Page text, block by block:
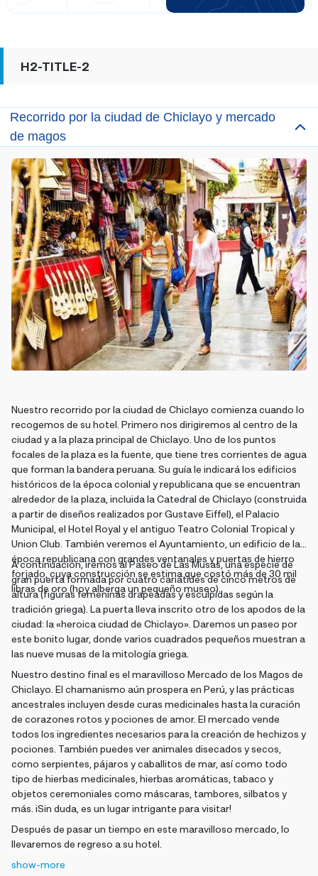
H2-TITLE-2
Recorrido por la ciudad de Chiclayo y mercado
de magos
Nuestro recorrido por la ciudad de Chiclayo comienza cuando lo
recogemos de su hotel. Primero nos dirigiremos al centro de la
ciudad y a la plaza principal de Chiclayo. Uno de los puntos
focales de la plaza es la fuente, que tiene tres corrientes de agua
que forman la bandera peruana. Su guía le indicará los edificios
históricos de la época colonial y republicana que se encuentran
alrededor de la plaza, incluida la Catedral de Chiclayo (construida
a partir de diseños realizados por Gustave Eiffel), el Palacio
Municipal, el Hotel Royal y el antiguo Teatro Colonial Tropical y
Union Club. También veremos el Ayuntamiento, un edificio de la
época republicana con grandes ventanales y puertas de hierro
forjado, cuya construcción se estima que costó más de 30 mil
libras de oro (hoy alberga un pequeño museo).
A continuación, iremos al Paseo de Las Musas, una especie de
gran puerta formada por cuatro cariátides de cinco metros de
altura (figuras femeninas drapeadas y esculpidas según la
tradición griega). La puerta lleva inscrito otro de los apodos de la
ciudad: la «heroica ciudad de Chiclayo». Daremos un paseo por
este bonito lugar, donde varios cuadrados pequeños muestran a
las nueve musas de la mitología griega.
Nuestro destino final es el maravilloso Mercado de los Magos de
Chiclayo. El chamanismo aún prospera en Perú, y las prácticas
ancestrales incluyen desde curas medicinales hasta la curación
de corazones rotos y pociones de amor. El mercado vende
todos los ingredientes necesarios para la creación de hechizos y
pociones. También puedes ver animales disecados y secos,
como serpientes, pájaros y caballitos de mar, así como todo
tipo de hierbas medicinales, hierbas aromáticas, tabaco y
objetos ceremoniales como máscaras, tambores, silbatos y
más. ¡Sin duda, es un lugar intrigante para visitar!
Después de pasar un tiempo en este maravilloso mercado, lo
llevaremos de regreso a su hotel.
show-more